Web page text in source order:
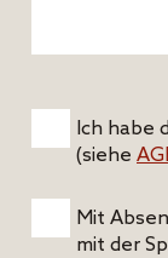
Ich habe
(siehe
Mit
mit der